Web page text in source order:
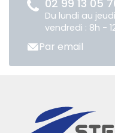
02 99 13 05
Du lundi au
vendredi : 8h -
Par email